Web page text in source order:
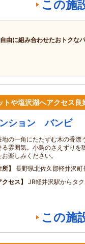
この施
由に組み合わせたおトクな
トや塩沢湖へアクセス良
ション バンビ
地の一角にたたずむ木の香漂
る雰囲気。小鳥のさえずりを
お楽しみください。
所
長野県北佐久郡軽井沢
クセス
JR軽井沢駅からタ
この施